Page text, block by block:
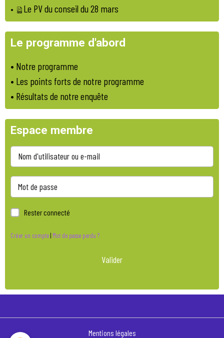
• Le PV du conseil du 28 mars
Le programme d'abord
• Notre programme
• Les points forts de notre programme
• Résultats de notre enquête
Espace membre
Rester connecté
Créer un compte| Mot de passe perdu ?
Valider
Mentions légales